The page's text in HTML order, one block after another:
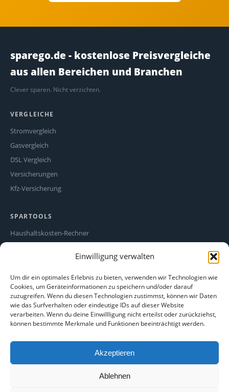
Einwilligung verwalten
Um dir ein optimales Erlebnis zu bieten, verwenden wir Technologien wie
Cookies, um Geräteinformationen zu speichern und/oder darauf
zuzugreifen. Wenn du diesen Technologien zustimmst, können wir Daten
wie das Surfverhalten oder eindeutige IDs auf dieser Website
verarbeiten. Wenn du deine Einwillligung nicht erteilst oder zurückziehst,
können bestimmte Merkmale und Funktionen beeinträchtigt werden.
Akzeptieren
Ablehnen
sparego.de - kostenlose Preisvergleiche
aus allen Bereichen und Branchen
Clever sparen. Nicht verzichten.
VERGLEICHE
Stromvergleich
Gasvergleich
DSL Vergleich
Versicherungen
Kfz-Versicherung
SPARTOOLS
Haushaltskosten-Rechner
Alle Spartipps
RECHTLICHES
Impressum
Haftungsausschluss